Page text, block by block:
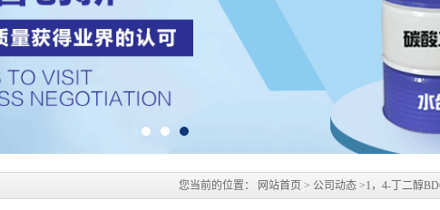
您当前的位置： 网站首页 > 公司动态 >1，4-丁二醇